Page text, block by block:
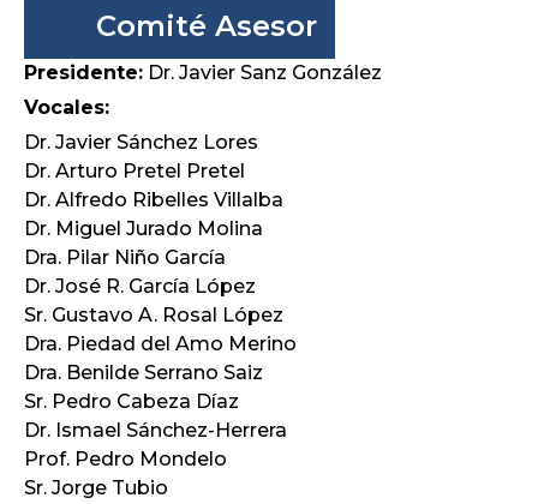
Comité Asesor
Presidente: Dr. Javier Sanz González
Vocales:
Dr. Javier Sánchez Lores
Dr. Arturo Pretel Pretel
Dr. Alfredo Ribelles Villalba
Dr. Miguel Jurado Molina
Dra. Pilar Niño García
Dr. José R. García López
Sr. Gustavo A. Rosal López
Dra. Piedad del Amo Merino
Dra. Benilde Serrano Saiz
Sr. Pedro Cabeza Díaz
Dr. Ismael Sánchez-Herrera
Prof. Pedro Mondelo
Sr. Jorge Tubio